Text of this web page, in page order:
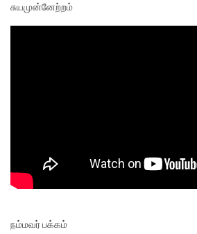
சுயமுன்னேற்றம்
நம்மவர் பக்கம்